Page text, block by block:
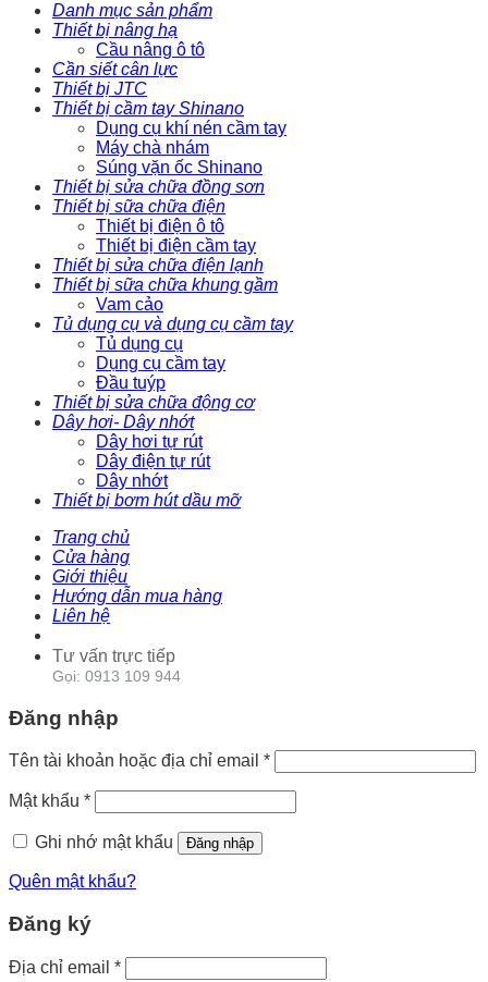
Danh mục sản phẩm
Thiết bị nâng hạ
Cầu nâng ô tô
Cần siết cân lực
Thiết bị JTC
Thiết bị cầm tay Shinano
Dụng cụ khí nén cầm tay
Máy chà nhám
Súng vặn ốc Shinano
Thiết bị sửa chữa đồng sơn
Thiết bị sữa chữa điện
Thiết bị điện ô tô
Thiết bị điện cầm tay
Thiết bị sửa chữa điện lạnh
Thiết bị sữa chữa khung gầm
Vam cảo
Tủ dụng cụ và dụng cụ cầm tay
Tủ dụng cụ
Dụng cụ cầm tay
Đầu tuýp
Thiết bị sửa chữa động cơ
Dây hơi- Dây nhớt
Dây hơi tự rút
Dây điện tự rút
Dây nhớt
Thiết bị bơm hút dầu mỡ
Trang chủ
Cửa hàng
Giới thiệu
Hướng dẫn mua hàng
Liên hệ
Tư vấn trực tiếp
Gọi: 0913 109 944
Đăng nhập
Tên tài khoản hoặc địa chỉ email *
Mật khẩu *
Ghi nhớ mật khẩu Đăng nhập
Quên mật khẩu?
Đăng ký
Địa chỉ email *